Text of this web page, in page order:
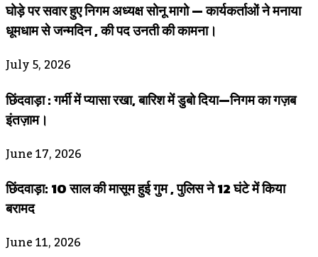
घोड़े पर सवार हुए निगम अध्यक्ष सोनू मागो — कार्यकर्ताओं ने मनाया
धूमधाम से जन्मदिन , की पद उनती की कामना।
July 5, 2026
छिंदवाड़ा : गर्मी में प्यासा रखा, बारिश में डुबो दिया—निगम का गज़ब
इंतज़ाम।
June 17, 2026
छिंदवाड़ा: 10 साल की मासूम हुई गुम , पुलिस ने 12 घंटे में किया
बरामद
June 11, 2026